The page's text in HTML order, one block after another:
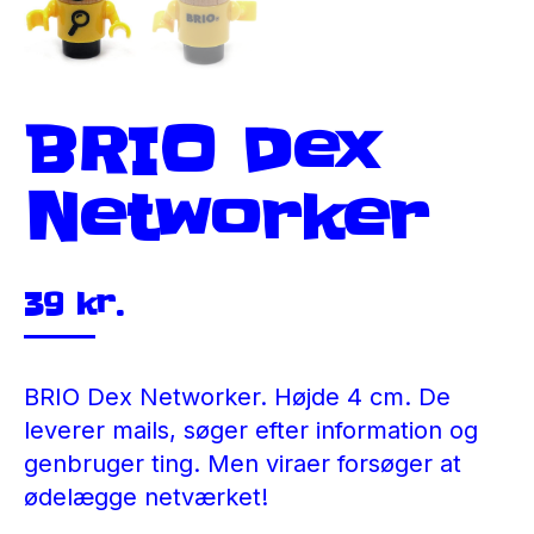
BRIO Dex
Networker
39 kr.
BRIO Dex Networker. Højde 4 cm. De
leverer mails, søger efter information og
genbruger ting. Men viraer forsøger at
ødelægge netværket!